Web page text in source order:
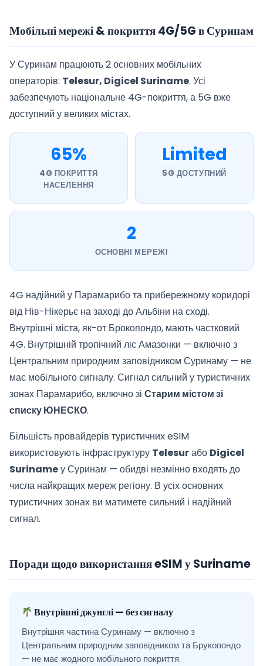
Мобільні мережі & покриття 4G/5G в Суринам
У Суринам працюють 2 основних мобільних
операторів: Telesur, Digicel Suriname. Усі
забезпечують національне 4G-покриття, а 5G вже
доступний у великих містах.
65%
4G ПОКРИТТЯ
НАСЕЛЕННЯ
Limited
5G ДОСТУПНИЙ
2
ОСНОВНІ МЕРЕЖІ
4G надійний у Парамарибо та прибережному коридорі
від Нів-Нікерьє на заході до Альбіни на сході.
Внутрішні міста, як-от Брокопондо, мають частковий
4G. Внутрішній тропічний ліс Амазонки — включно з
Центральним природним заповідником Суринаму — не
має мобільного сигналу. Сигнал сильний у туристичних
зонах Парамарибо, включно зі Старим містом зі
списку ЮНЕСКО.
Більшість провайдерів туристичних eSIM
використовують інфраструктуру Telesurабо Digicel
Surinameу Суринам — обидві незмінно входять до
числа найкращих мереж регіону. В усіх основних
туристичних зонах ви матимете сильний і надійний
сигнал.
Поради щодо використання eSIM у Suriname
Внутрішні джунглі — без сигналу
Внутрішня частина Суринаму — включно з
Центральним природним заповідником та Брукопондо
— не має жодного мобільного покриття.